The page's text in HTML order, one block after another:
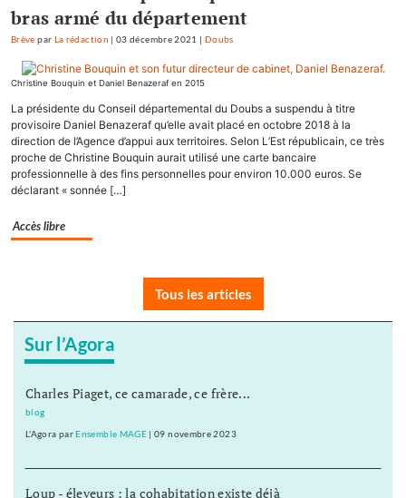
bras armé du département
Brève par La rédaction |03 décembre 2021 Doubs
Christine Bouquin et Daniel Benazeraf en 2015
La présidente du Conseil départemental du Doubs a suspendu à titre
provisoire Daniel Benazeraf qu’elle avait placé en octobre 2018 à la
direction de l’Agence d’appui aux territoires. Selon L’Est républicain, ce très
proche de Christine Bouquin aurait utilisé une carte bancaire
professionnelle à des fins personnelles pour environ 10.000 euros. Se
déclarant « sonnée […]
Accès libre
Tous les articles
Sur l’Agora
Charles Piaget, ce camarade, ce frère...
blog
L'Agora parEnsemble MAGE |09 novembre 2023
Loup - éleveurs : la cohabitation existe déjà